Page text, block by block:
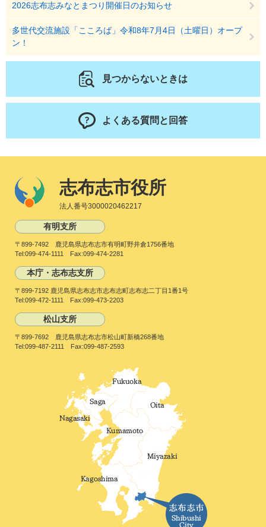
2026志布志みなとまつり開催日のお知らせ
多世代交流施設「こころば」令和8年7月4日（土曜日）オープ
ン！
見つからないときは
よくある質問と回答
志布志市役所
法人番号3000020462217
有明支所
〒899-7492 鹿児島県志布志市有明町野井倉1756番地
Tel:099-474-1111 Fax:099-474-2281
本庁・志布志支所
〒899-7192 鹿児島県志布志市志布志町志布志二丁目1番1号
Tel:099-472-1111 Fax:099-473-2203
松山支所
〒899-7692 鹿児島県志布志市松山町新橋268番地
Tel:099-487-2111 Fax:099-487-2593